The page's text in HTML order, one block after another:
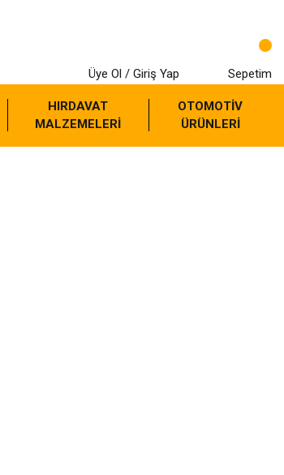
Üye Ol / Giriş Yap Sepetim
HIRDAVAT
MALZEMELERİ
OTOMOTİV
ÜRÜNLERİ